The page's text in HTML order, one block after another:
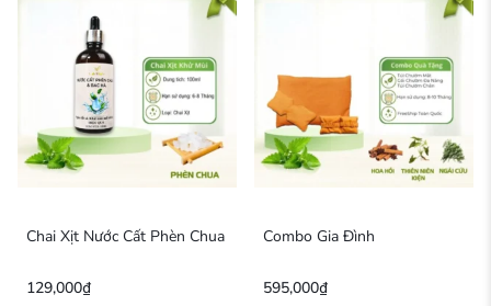
Chai Xịt Nước Cất Phèn Chua
129,000₫
Combo Gia Đình
595,000₫